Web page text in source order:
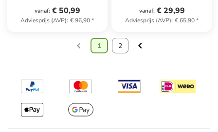
vanaf: € 50,99
Adviesprijs (AVP): € 96,90*
vanaf: € 29,99
Adviesprijs (AVP): € 65,90*
1 2